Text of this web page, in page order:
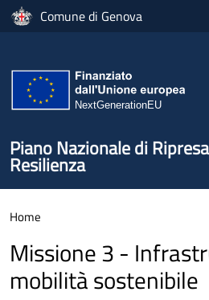
Salta al contenuto principale
Comune di Genova
Piano Nazionale di
Resilienza
Home
Missione 3 -
mobilità sostenibile